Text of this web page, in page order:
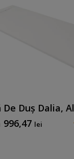
996,47 lei